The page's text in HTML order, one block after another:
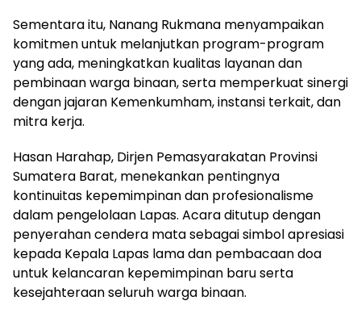
Sementara itu, Nanang Rukmana menyampaikan
komitmen untuk melanjutkan program-program
yang ada, meningkatkan kualitas layanan dan
pembinaan warga binaan, serta memperkuat sinergi
dengan jajaran Kemenkumham, instansi terkait, dan
mitra kerja.
Hasan Harahap, Dirjen Pemasyarakatan Provinsi
Sumatera Barat, menekankan pentingnya
kontinuitas kepemimpinan dan profesionalisme
dalam pengelolaan Lapas. Acara ditutup dengan
penyerahan cendera mata sebagai simbol apresiasi
kepada Kepala Lapas lama dan pembacaan doa
untuk kelancaran kepemimpinan baru serta
kesejahteraan seluruh warga binaan.